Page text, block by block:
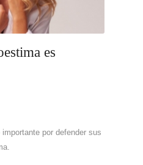
es
por defender sus